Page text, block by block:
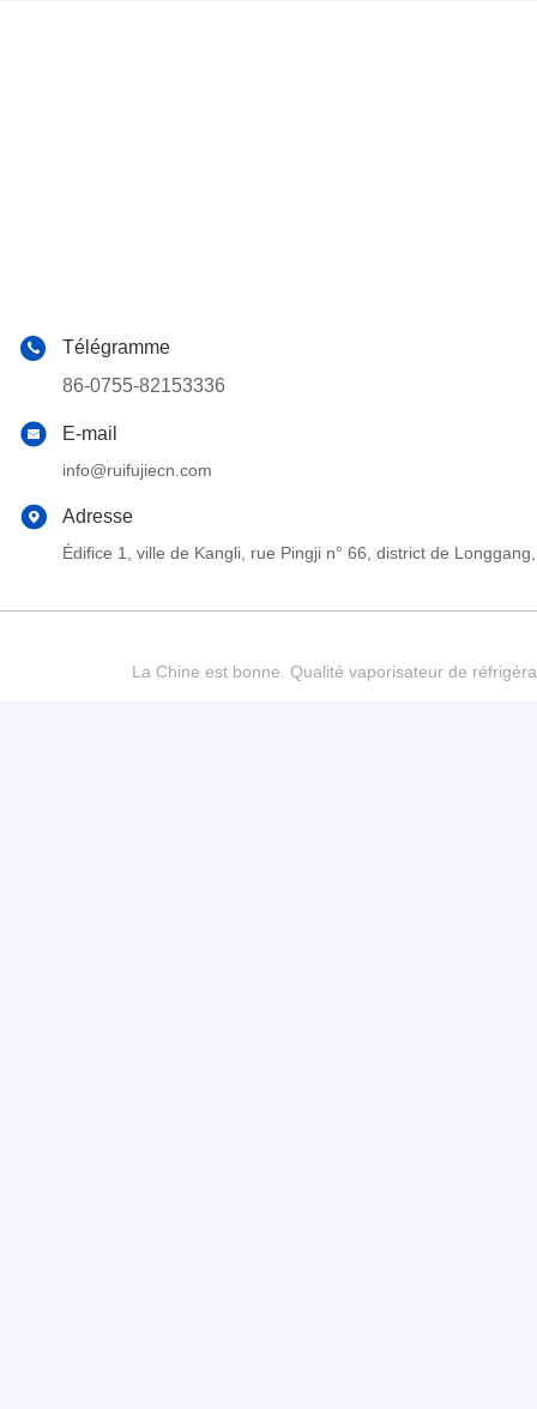
Télégramme
86-0755-82153336
E-mail
info@ruifujiecn.com
Adresse
Édifice 1, ville de Kangli, rue Pingji n° 66, district de
La Chine est bonne. Qualité vaporisateur de